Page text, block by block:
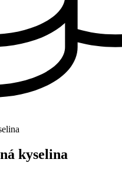
kyselina